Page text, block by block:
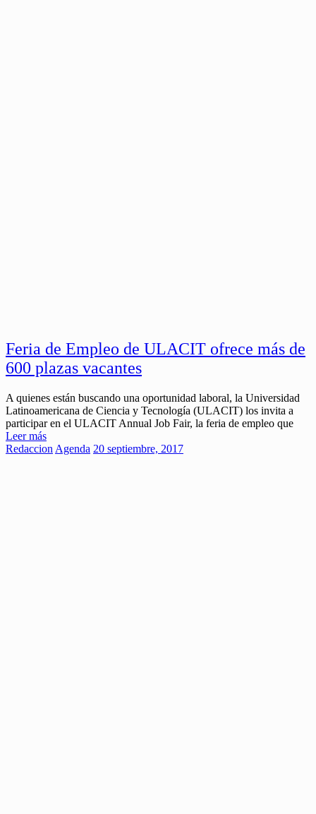
Feria de Empleo de ULACIT ofrece más de
600 plazas vacantes
A quienes están buscando una oportunidad laboral, la Universidad
Latinoamericana de Ciencia y Tecnología (ULACIT) los invita a
participar en el ULACIT Annual Job Fair, la feria de empleo que
Leer más
Redaccion Agenda 20 septiembre, 2017